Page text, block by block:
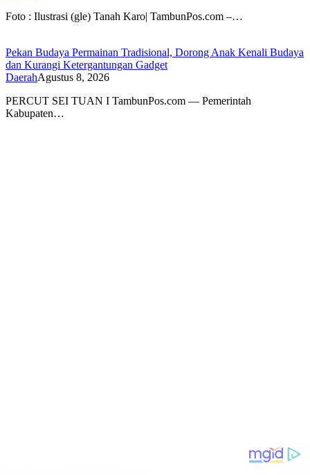
Foto : Ilustrasi (gle) Tanah Karo| TambunPos.com –…
Pekan Budaya Permainan Tradisional, Dorong Anak Kenali Budaya
dan Kurangi Ketergantungan Gadget
DaerahAgustus 8, 2026
PERCUT SEI TUAN I TambunPos.com — Pemerintah
Kabupaten…